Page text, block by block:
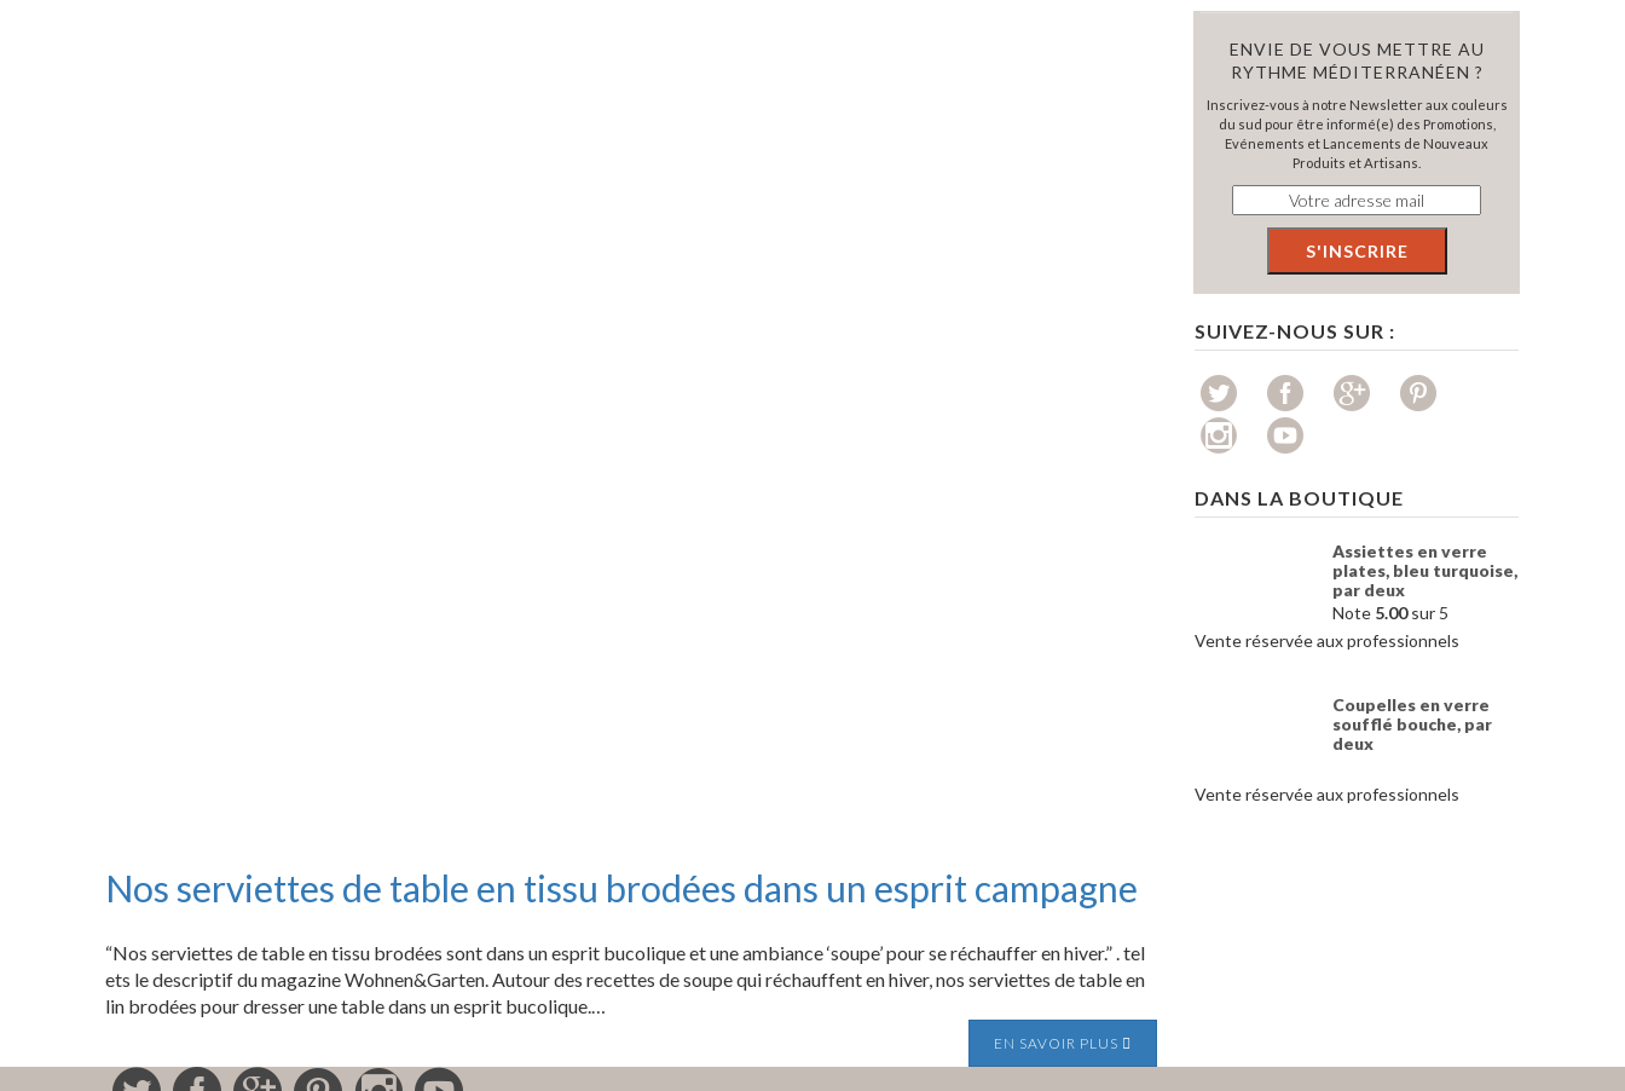
Nos serviettes de table en tissu brodées dans un esprit campagne
“Nos serviettes de table en tissu brodées sont dans un esprit bucolique et une ambiance ‘soupe’ pour se réchauffer en hiver.” . tel
ets le descriptif du magazine Wohnen&Garten. Autour des recettes de soupe qui réchauffent en hiver, nos serviettes de table en
lin brodées pour dresser une table dans un esprit bucolique.…
EN SAVOIR PLUS
ENVIE DE VOUS METTRE AU
RYTHME MÉDITERRANÉEN ?
Inscrivez-vous à notre Newsletter aux couleurs
du sud pour être informé(e) des Promotions,
Evénements et Lancements de Nouveaux
Produits et Artisans.
SUIVEZ-NOUS SUR :
DANS LA BOUTIQUE
Assiettes en verre
plates, bleu turquoise,
par deux
Note 5.00sur 5
Vente réservée aux professionnels
Coupelles en verre
soufflé bouche, par
deux
Vente réservée aux professionnels